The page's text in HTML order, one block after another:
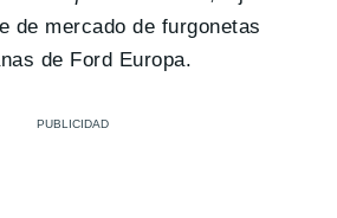
de mercado de furgonetas
de Ford Europa.